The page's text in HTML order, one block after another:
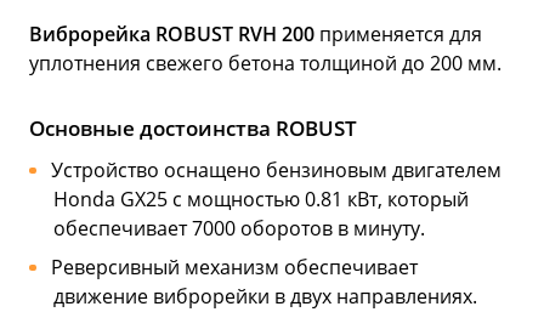
Виброрейка ROBUST RVH 200 применяется для
уплотнения свежего бетона толщиной до 200 мм.
Основные достоинства ROBUST
Устройство оснащено бензиновым двигателем
Honda GX25 с мощностью 0.81 кВт, который
обеспечивает 7000 оборотов в минуту.
Реверсивный механизм обеспечивает
движение виброрейки в двух направлениях.